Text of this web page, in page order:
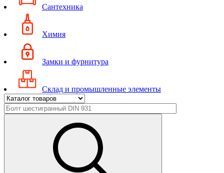
Сантехника
Химия
Замки и фурнитура
Склад и промышленные элементы